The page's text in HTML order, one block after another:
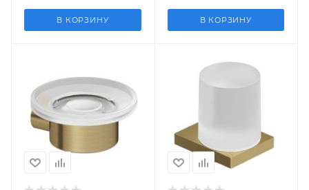
В КОРЗИНУ В КОРЗИНУ